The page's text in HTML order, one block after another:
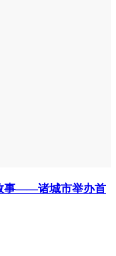
事——诸城市举办首